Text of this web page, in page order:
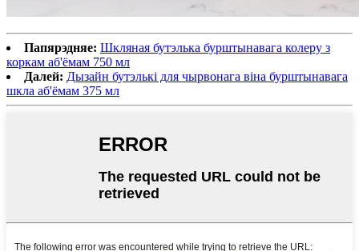
Папярэдняе: Шкляная бутэлька бурштынавага колеру з
коркам аб'ёмам 750 мл
Далей: Дызайн бутэлькі для чырвонага віна бурштынавага
шкла аб'ёмам 375 мл